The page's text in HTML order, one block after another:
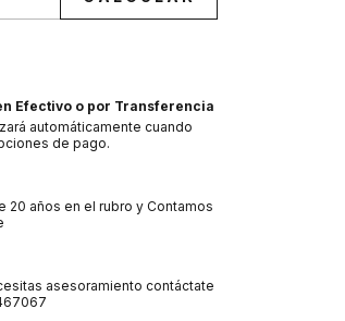
Efectivo o por Transferencia
automáticamente cuando
de pago.
20 años en el rubro y Contamos
asesoramiento contáctate